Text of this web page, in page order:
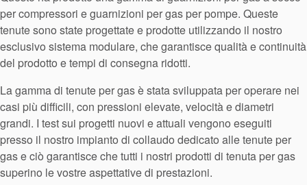
Sostenibilità
per compressori e guarnizioni per gas per pompe. Queste
tenute sono state progettate e prodotte utilizzando il nostro
esclusivo sistema modulare, che garantisce qualità e continuità
del prodotto e tempi di consegna ridotti.
La gamma di tenute per gas è stata sviluppata per operare nei
casi più difficili, con pressioni elevate, velocità e diametri
grandi. I test sui progetti nuovi e attuali vengono eseguiti
presso il nostro impianto di collaudo dedicato alle tenute per
gas e ciò garantisce che tutti i nostri prodotti di tenuta per gas
superino le vostre aspettative di prestazioni.